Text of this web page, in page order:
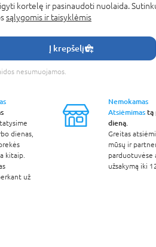
kortelę ir pasinaudoti nuolaida.
sąlygomis ir taisyklėmis
Į krepšelį
nesumuojamos.
dienas,
kitaip.
už
Nemokamas
Atsiėmimastą
dieną.
Greitas
mūsų ir
parduotuvėse
užsakymą iki